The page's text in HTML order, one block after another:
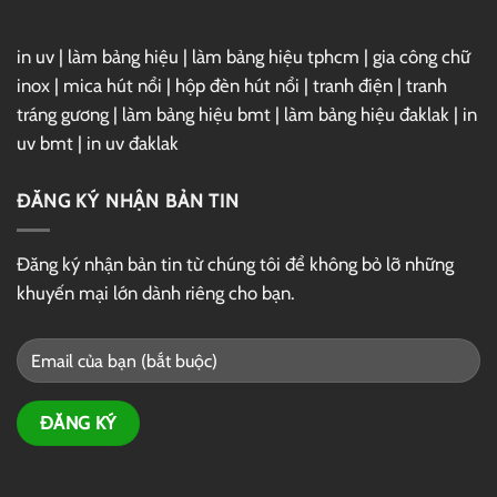
in uv | làm bảng hiệu | làm bảng hiệu tphcm | gia công chữ
inox | mica hút nổi | hộp đèn hút nổi | tranh điện | tranh
tráng gương | làm bảng hiệu bmt | làm bảng hiệu đaklak | in
uv bmt | in uv đaklak
ĐĂNG KÝ NHẬN BẢN TIN
Đăng ký nhận bản tin từ chúng tôi để không bỏ lỡ những
khuyến mại lớn dành riêng cho bạn.